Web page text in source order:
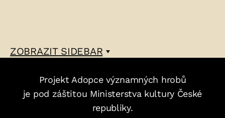
ZOBRAZITSIDEBAR
Projekt Adopce významných hrobů
je pod záštitou Ministerstva kultury České
republiky.